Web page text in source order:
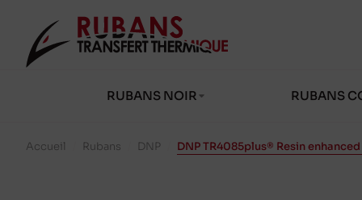
RUBANS NOIR RUBANS
Accueil Rubans DNP DNP TR4085plus® Resin